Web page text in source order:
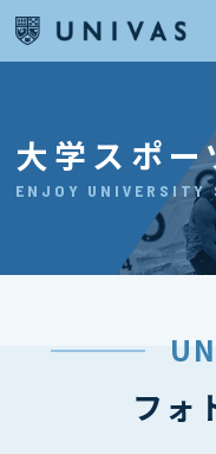
大学スポ
ENJOY UNIVERSITY
フォ